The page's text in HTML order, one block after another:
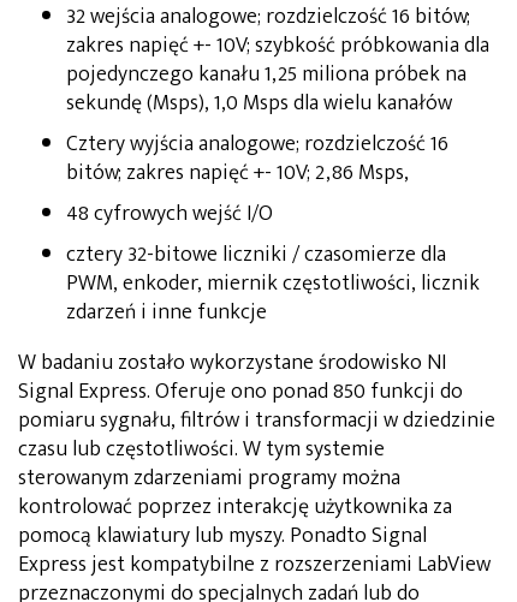
32 wejścia analogowe; rozdzielczość 16 bitów;
zakres napięć +- 10V; szybkość próbkowania dla
pojedynczego kanału 1,25 miliona próbek na
sekundę (Msps), 1,0 Msps dla wielu kanałów
Cztery wyjścia analogowe; rozdzielczość 16
bitów; zakres napięć +- 10V; 2,86 Msps,
48 cyfrowych wejść I/O
cztery 32-bitowe liczniki / czasomierze dla
PWM, enkoder, miernik częstotliwości, licznik
zdarzeń i inne funkcje
W badaniu zostało wykorzystane środowisko NI
Signal Express. Oferuje ono ponad 850 funkcji do
pomiaru sygnału, filtrów i transformacji w dziedzinie
czasu lub częstotliwości. W tym systemie
sterowanym zdarzeniami programy można
kontrolować poprzez interakcję użytkownika za
pomocą klawiatury lub myszy. Ponadto Signal
Express jest kompatybilne z rozszerzeniami LabView
przeznaczonymi do specjalnych zadań lub do